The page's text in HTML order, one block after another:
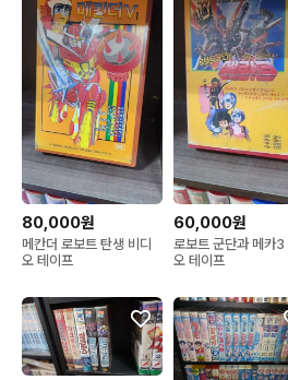
80,000원
메칸더 로보트 탄생 비디
오 테이프
60,000원
로보트 군단과 메카3
오 테이프